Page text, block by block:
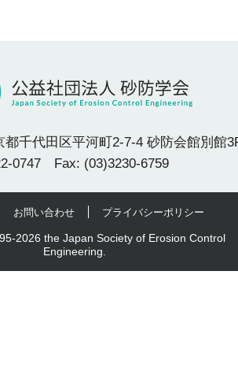
都千代田区平河町2-7-4 砂防会館別館
0747 Fax: (03)3230-6759
お問い合わせ プライバシーポリシー
2026 the Japan Society of Erosion Control
Engineering.